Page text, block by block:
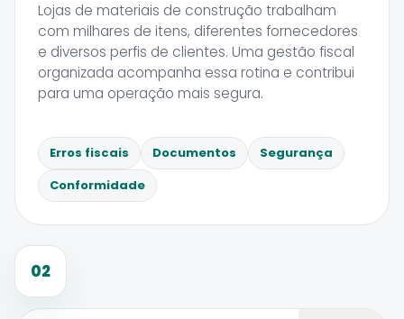
Lojas de materiais de construção trabalham
com milhares de itens, diferentes fornecedores
e diversos perfis de clientes. Uma gestão fiscal
organizada acompanha essa rotina e contribui
para uma operação mais segura.
Erros fiscais Documentos
Segurança
Conformidade
02